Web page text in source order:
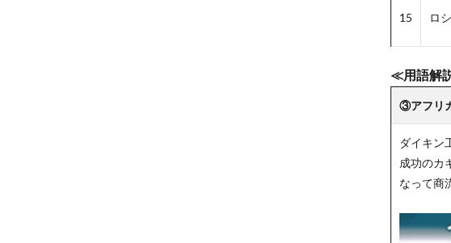
15 ロ
≪用語解
③アフリ
ダイキン
成功のカ
なって商